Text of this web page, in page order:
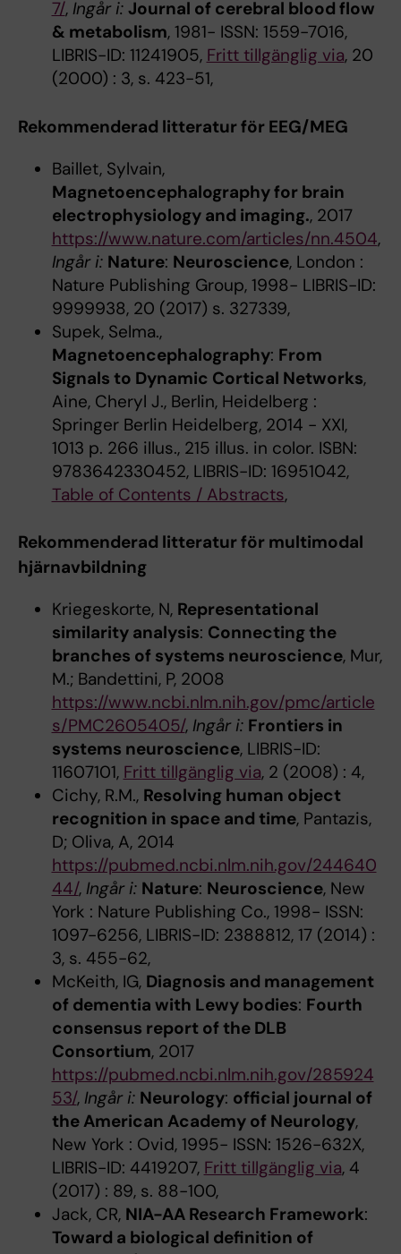
7/, Ingår i: Journal of cerebral blood flow
& metabolism, 1981- ISSN: 1559-7016,
LIBRIS-ID: 11241905, Fritt tillgänglig via, 20
(2000) : 3, s. 423-51,
Rekommenderad litteratur för EEG/MEG
Baillet, Sylvain,
Magnetoencephalography for brain
electrophysiology and imaging., 2017
https://www.nature.com/articles/nn.4504,
Ingår i: Nature: Neuroscience, London :
Nature Publishing Group, 1998- LIBRIS-ID:
9999938, 20 (2017) s. 327339,
Supek, Selma.,
Magnetoencephalography: From
Signals to Dynamic Cortical Networks,
Aine, Cheryl J., Berlin, Heidelberg :
Springer Berlin Heidelberg, 2014 - XXI,
1013 p. 266 illus., 215 illus. in color. ISBN:
9783642330452, LIBRIS-ID: 16951042,
Table of Contents / Abstracts,
Rekommenderad litteratur för multimodal
hjärnavbildning
Kriegeskorte, N, Representational
similarity analysis: Connecting the
branches of systems neuroscience, Mur,
M.; Bandettini, P, 2008
https://www.ncbi.nlm.nih.gov/pmc/article
s/PMC2605405/, Ingår i: Frontiers in
systems neuroscience, LIBRIS-ID:
11607101, Fritt tillgänglig via, 2 (2008) : 4,
Cichy, R.M., Resolving human object
recognition in space and time, Pantazis,
D; Oliva, A, 2014
https://pubmed.ncbi.nlm.nih.gov/244640
44/, Ingår i: Nature: Neuroscience, New
York : Nature Publishing Co., 1998- ISSN:
1097-6256, LIBRIS-ID: 2388812, 17 (2014) :
3, s. 455-62,
McKeith, IG, Diagnosis and management
of dementia with Lewy bodies: Fourth
consensus report of the DLB
Consortium, 2017
https://pubmed.ncbi.nlm.nih.gov/285924
53/, Ingår i: Neurology: official journal of
the American Academy of Neurology,
New York : Ovid, 1995- ISSN: 1526-632X,
LIBRIS-ID: 4419207, Fritt tillgänglig via, 4
(2017) : 89, s. 88-100,
Jack, CR, NIA-AA Research Framework:
Toward a biological definition of